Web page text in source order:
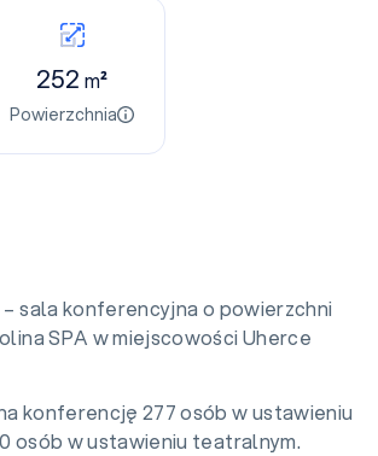
252m²
Powierzchnia
sala konferencyjna o powierzchni
SPA w miejscowości Uherce
konferencję 277 osób w ustawieniu
osób w ustawieniu teatralnym.